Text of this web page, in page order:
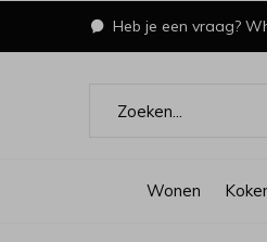
Wonen
Heb je een vraag?